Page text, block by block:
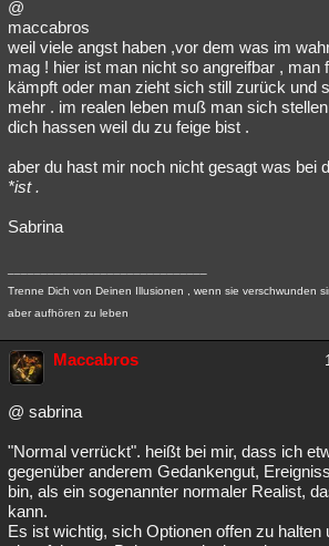
@
maccabros
weil viele angst haben ,vor dem was im
mag ! hier ist man nicht so angreifbar , man
kämpft oder man zieht sich still zurück und
mehr . im realen leben muß man sich
dich hassen weil du zu feige bist .
aber du hast mir noch nicht gesagt was bei
*ist .
Sabrina
Trenne Dich von Deinen Illusionen , wenn sie verschwunden
aber aufhören zu leben
Maccabros
@ sabrina
"Normal verrückt". heißt bei mir, dass ich
gegenüber anderem Gedankengut,
bin, als ein sogenannter normaler Realist,
kann.
Es ist wichtig, sich Optionen offen zu halten